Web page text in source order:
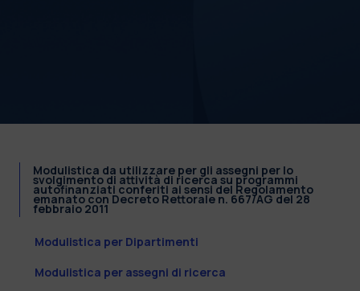
Modulistica da utilizzare per gli assegni per lo
svolgimento di attività di ricerca su programmi
autofinanziati conferiti ai sensi del Regolamento
emanato con Decreto Rettorale n. 667/AG del 28
febbraio 2011
Modulistica per Dipartimenti
Modulistica per assegni di ricerca